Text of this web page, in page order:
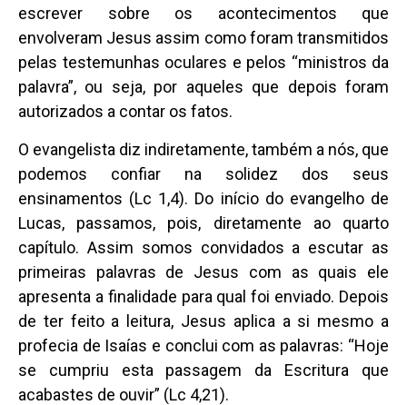
escrever sobre os acontecimentos que
envolveram Jesus assim como foram transmitidos
pelas testemunhas oculares e pelos “ministros da
palavra”, ou seja, por aqueles que depois foram
autorizados a contar os fatos.
O evangelista diz indiretamente, também a nós, que
podemos confiar na solidez dos seus
ensinamentos (Lc 1,4). Do início do evangelho de
Lucas, passamos, pois, diretamente ao quarto
capítulo. Assim somos convidados a escutar as
primeiras palavras de Jesus com as quais ele
apresenta a finalidade para qual foi enviado. Depois
de ter feito a leitura, Jesus aplica a si mesmo a
profecia de Isaías e conclui com as palavras: “Hoje
se cumpriu esta passagem da Escritura que
acabastes de ouvir” (Lc 4,21).